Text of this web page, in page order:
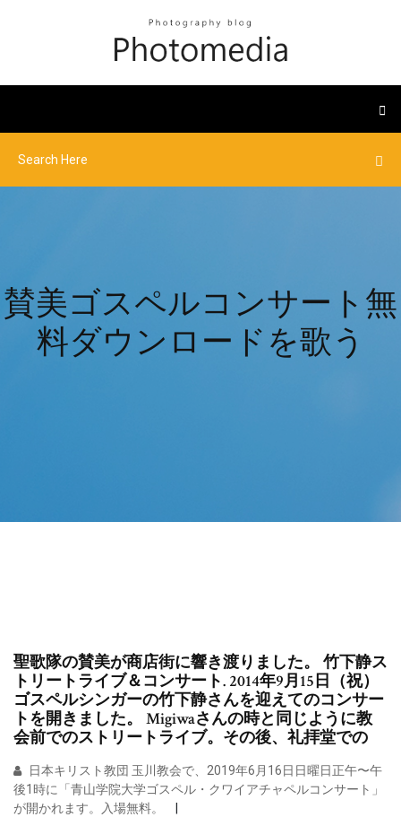
賛美ゴスペルコンサート無
料ダウンロードを歌う
聖歌隊の賛美が商店街に響き渡りました。 竹下静ス
トリートライブ＆コンサート. 2014年9月15日（祝）
ゴスペルシンガーの竹下静さんを迎えてのコンサー
トを開きました。 Migiwaさんの時と同じように教
会前でのストリートライブ。その後、礼拝堂での
日本キリスト教団 玉川教会で、2019年6月16日日曜日正午〜午
後1時に「青山学院大学ゴスペル・クワイアチャペルコンサート」
が開かれます。入場無料。